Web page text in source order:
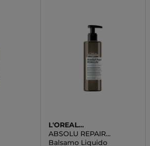
L'OREAL
PROFESSIONNEL
ABSOLU REPAIR
MOLECOLAR
Balsamo Liquido